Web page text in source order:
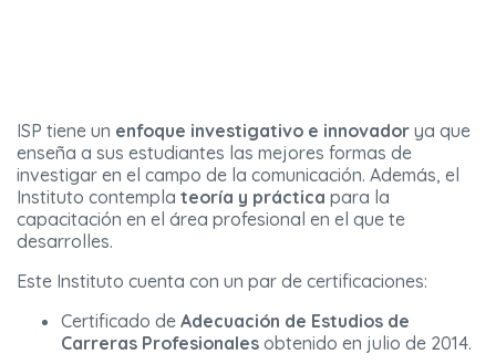
ISP tiene un enfoque investigativo e innovador ya que
enseña a sus estudiantes las mejores formas de
investigar en el campo de la comunicación. Además, el
Instituto contempla teoría y práctica para la
capacitación en el área profesional en el que te
desarrolles.
Este Instituto cuenta con un par de certificaciones:
Certificado de Adecuación de Estudios de
Carreras Profesionales obtenido en julio de 2014.